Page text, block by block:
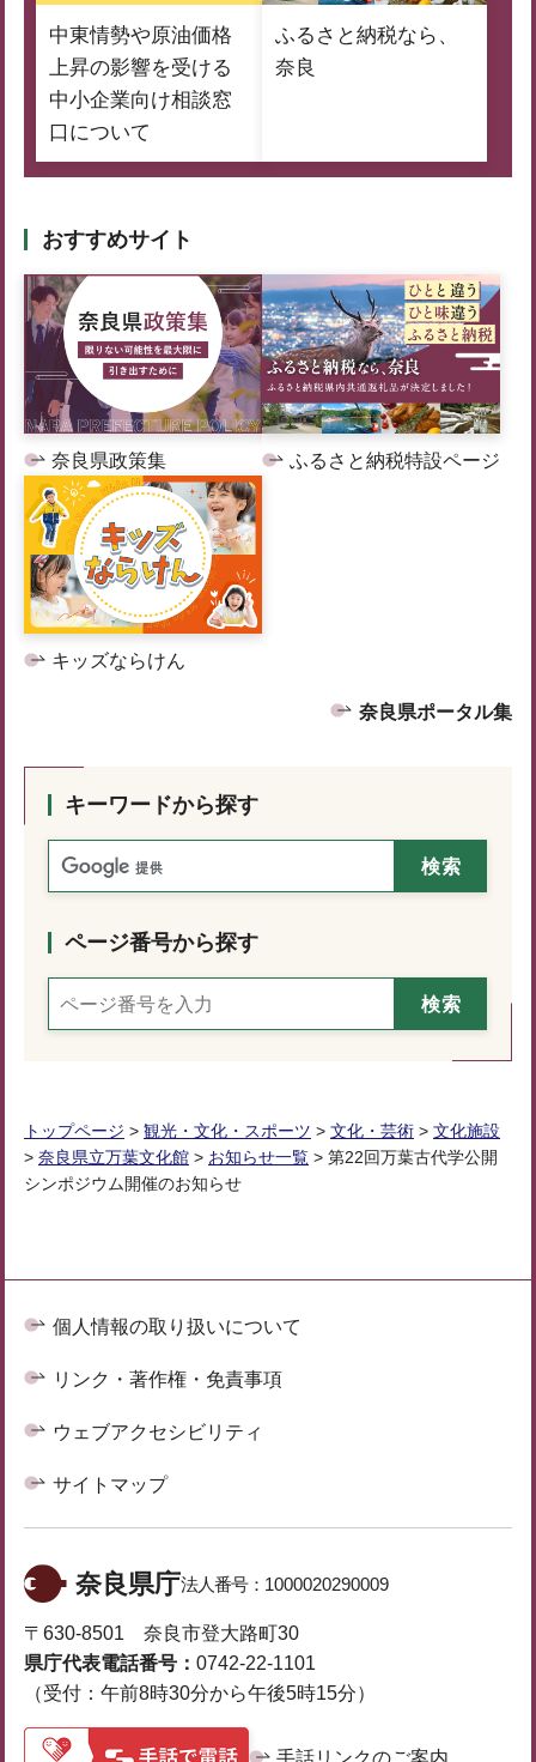
中東情勢や原油価格
上昇の影響を受ける
中小企業向け相談窓
口について
ふるさと納税なら、
奈良
おすすめサイト
奈良県政策集 ふるさと納税特設ページ
キッズならけん
奈良県ポータル集
キーワードから探す
ページ番号から探す
トップページ > 観光・文化・スポーツ > 文化・芸術 > 文化施設
> 奈良県立万葉文化館 > お知らせ一覧 > 第22回万葉古代学公開
シンポジウム開催のお知らせ
個人情報の取り扱いについて
リンク・著作権・免責事項
ウェブアクセシビリティ
サイトマップ
奈良県庁法人番号： 1000020290009
〒630-8501 奈良市登大路町30
県庁代表電話番号： 0742-22-1101
（受付：午前8時30分から午後5時15分）
手話リンクのご案内